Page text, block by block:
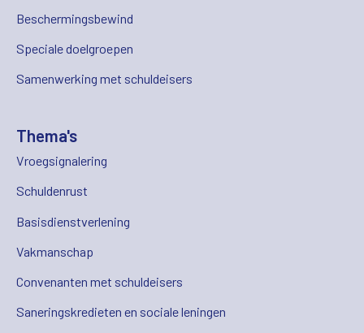
Beschermingsbewind
Speciale doelgroepen
Samenwerking met schuldeisers
Thema's
Vroegsignalering
Schuldenrust
Basisdienstverlening
Vakmanschap
Convenanten met schuldeisers
Saneringskredieten en sociale leningen